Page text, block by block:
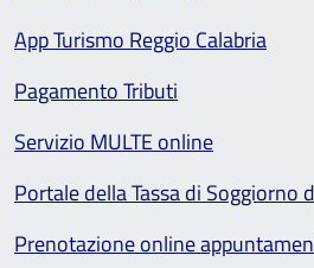
App Turismo Reggio Calabria
Pagamento Tributi
Servizio MULTE online
Portale della Tassa di Soggiorno
Prenotazione online